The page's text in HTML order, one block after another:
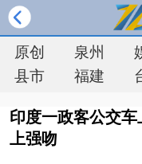
原创 泉州
县市
福建
印度一政客公交
上强吻